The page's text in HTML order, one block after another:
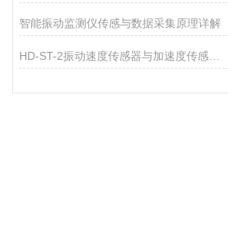
智能振动监测仪传感与数据采集原理详解